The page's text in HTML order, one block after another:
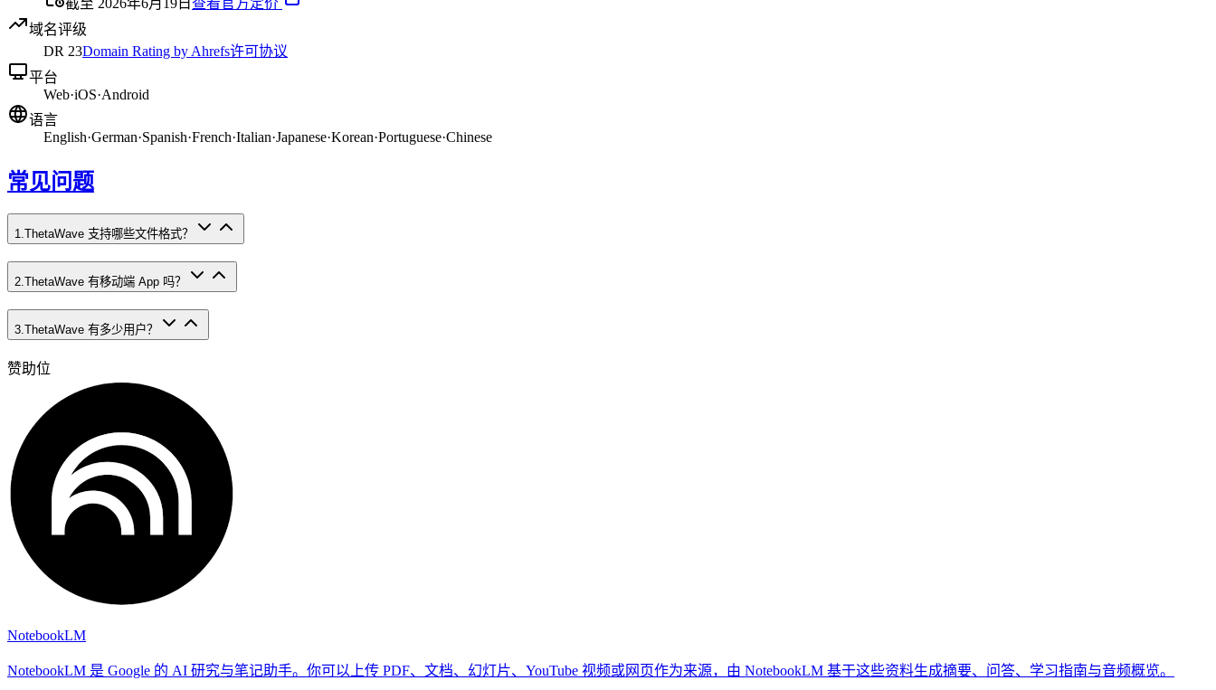
截至 2026年6月19日 查看官方定价
域名评级
DR 23Domain Rating by Ahrefs许可协议
平台
Web·iOS·Android
语言
English·German·Spanish·French·Italian·Japanese·Korean·Portuguese·Chinese
常见问题
1.ThetaWave 支持哪些文件格式？
2 ThetaWave 有移动端 App 吗？
3 ThetaWave 有多少用户？
赞助位
NotebookLM
NotebookLM 是 Google 的 AI 研究与笔记助手。你可以上传 PDF、文档、幻灯片、YouTube 视频或网页作为来源，由 NotebookLM 基于这些资料生成摘要、问答、学习指南与音频概览。